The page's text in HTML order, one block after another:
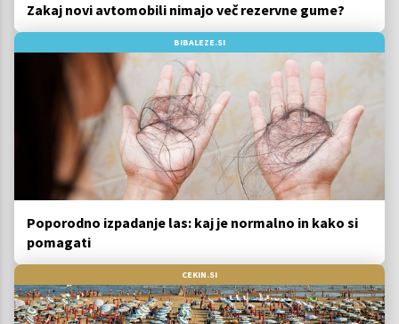
Zakaj novi avtomobili nimajo več rezervne gume?
BIBALEZE.SI
Poporodno izpadanje las: kaj je normalno in kako si
pomagati
CEKIN.SI